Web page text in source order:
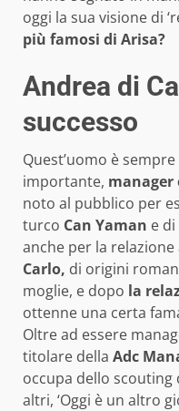
oggi la sua visione di
più famosi di Arisa?
Andrea di
successo
Quest’uomo è
importante, manager
noto al pubblico per
turco Can Yaman e di
anche per la relazione
Carlo, di origini
moglie, e dopo la
ottenne una certa
Oltre ad essere
titolare della Adc
occupa dello
altri, ‘Oggi è un altro